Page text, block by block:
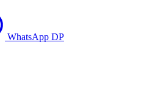
WhatsApp DP